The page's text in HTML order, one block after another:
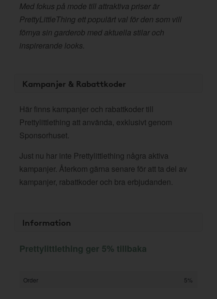
Med fokus på mode till attraktiva priser är
PrettyLittleThing ett populärt val för den som vill
förnya sin garderob med aktuella stilar och
inspirerande looks.
Kampanjer & Rabattkoder
Här finns kampanjer och rabattkoder till
Prettylittlething att använda, exklusivt genom
Sponsorhuset.
Just nu har inte Prettylittlething några aktiva
kampanjer. Återkom gärna senare för att ta del av
kampanjer, rabattkoder och bra erbjudanden.
Information
Prettylittlething ger 5% tillbaka
Order 5%